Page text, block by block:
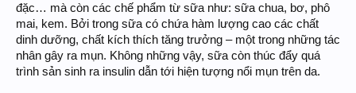
đặc… mà còn các chế phẩm từ sữa như: sữa chua, bơ, phô
mai, kem. Bởi trong sữa có chứa hàm lượng cao các chất
dinh dưỡng, chất kích thích tăng trưởng – một trong những tác
nhân gây ra mụn. Không những vậy, sữa còn thúc đẩy quá
trình sản sinh ra insulin dẫn tới hiện tượng nổi mụn trên da.